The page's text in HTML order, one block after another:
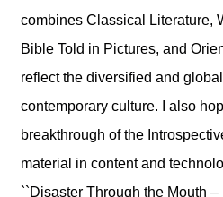
combines Classical Literature,
Bible Told in Pictures, and
reflect the diversified and
contemporary culture. I also
breakthrough of the
material in content and
``Disaster Through the Mouth